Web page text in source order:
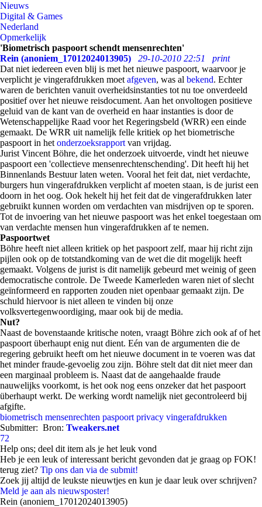
Nieuws
Digital & Games
Nederland
Opmerkelijk
'Biometrisch paspoort schendt mensenrechten'
Rein (anoniem_17012024013905)
29-10-2010 22:51
print
Dat niet iedereen even blij is met het nieuwe paspoort, waarvoor je
verplicht je vingerafdrukken moet afgeven, was al bekend. Echter
waren de berichten vanuit overheidsinstanties tot nu toe onverdeeld
positief over het nieuwe reisdocument. Aan het onvoltogen positieve
geluid van de kant van de overheid en haar instanties is door de
Wetenschappelijke Raad voor het Regeringsbeld (WRR) een einde
gemaakt. De WRR uit namelijk felle kritiek op het biometrische
paspoort in het onderzoeksrapport van vrijdag.
Jurist Vincent Böhre, die het onderzoek uitvoerde, vindt het nieuwe
paspoort een 'collectieve mensenrechtenschending'. Dit heeft hij het
Binnenlands Bestuur laten weten. Vooral het feit dat, niet verdachte,
burgers hun vingerafdrukken verplicht af moeten staan, is de jurist een
doorn in het oog. Ook hekelt hij het feit dat de vingerafdrukken later
gebruikt kunnen worden om verdachten van misdrijven op te sporen.
Tot de invoering van het nieuwe paspoort was het enkel toegestaan om
van verdachte mensen hun vingerafdrukken af te nemen.
Paspoortwet
Böhre heeft niet alleen kritiek op het paspoort zelf, maar hij richt zijn
pijlen ook op de totstandkoming van de wet die dit mogelijk heeft
gemaakt. Volgens de jurist is dit namelijk gebeurd met weinig of geen
democratische controle. De Tweede Kamerleden waren niet of slecht
geïnformeerd en rapporten zouden niet openbaar gemaakt zijn. De
schuld hiervoor is niet alleen te vinden bij onze
volksvertegenwoordiging, maar ook bij de media.
Nut?
Naast de bovenstaande kritische noten, vraagt Böhre zich ook af of het
paspoort überhaupt enig nut dient. Eén van de argumenten die de
regering gebruikt heeft om het nieuwe document in te voeren was dat
het minder fraude-gevoelig zou zijn. Böhre stelt dat dit niet meer dan
een marginaal probleem is. Naast dat de aangehaalde fraude
nauwelijks voorkomt, is het ook nog eens onzeker dat het paspoort
überhaupt werkt. De werking wordt namelijk niet gecontroleerd bij
afgifte.
biometrisch mensenrechten paspoort privacy vingerafdrukken
Submitter: Bron: Tweakers.net
72
Help ons; deel dit item als je het leuk vond
Heb je een leuk of interessant bericht gevonden dat je graag op FOK!
terug ziet? Tip ons dan via de submit!
Zoek jij altijd de leukste nieuwtjes en kun je daar leuk over schrijven?
Meld je aan als nieuwsposter!
Rein (anoniem_17012024013905)